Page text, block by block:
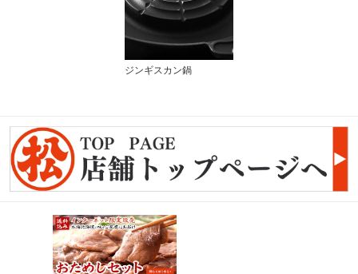
ジンギスカン鍋